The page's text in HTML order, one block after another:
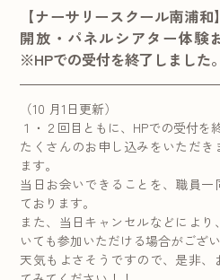
【ナーサリースクール南浦
開放・パネルシアター体験
※HPでの受付を終了しました。
（10 月1日更新）
１・２回目ともに、HPでの受付を
たくさんのお申し込みをいただ
ます。
当日お会いできることを、職員
ております。
また、当日キャンセルなどによ
いても参加いただける場合がござい
天気もよさそうですので、是非